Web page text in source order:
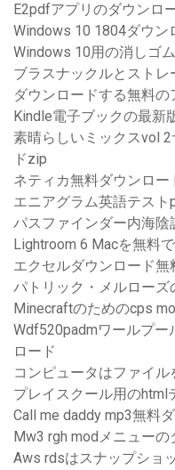
E2pdfアプリのダウンロ
Windows 10 1804ダウン
Windows 10用の消しゴ
ブラスナックルとスト
ダウンロードする無料の
Kindle電子ブックの最新
素晴らしいミックスvol
ドzip
ネティカ無料ダウンロー
エニアグラム英語テス
パスファインダー内海
Lightroom 6 Macを無料
エクセルダウンロード無
パトリック・メルロー
Minecraftのためのcps
Wdf520padmワールプ
ロード
コンピュータはファイ
プレイスクール用のhtml
Call me daddy mp3無料
Mw3 rgh modメニューの
Aws rdsはスナップショ